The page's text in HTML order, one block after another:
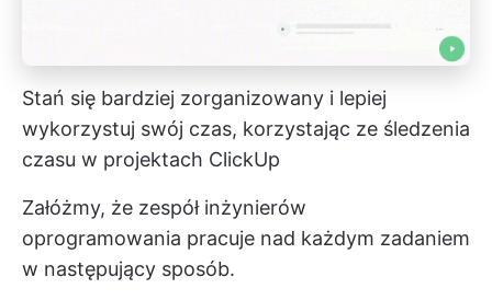
Stań się bardziej zorganizowany i lepiej
wykorzystuj swój czas, korzystając ze śledzenia
czasu w projektach ClickUp
Załóżmy, że zespół inżynierów
oprogramowania pracuje nad każdym zadaniem
w następujący sposób.